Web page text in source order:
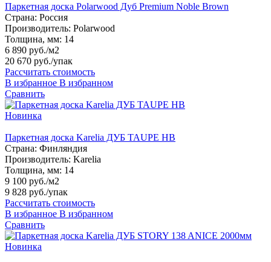
Паркетная доска Polarwood Дуб Premium Noble Brown
Страна: Россия
Производитель: Polarwood
Толщина, мм: 14
6 890 руб./м2
20 670 руб./упак
Рассчитать стоимость
В избранное В избранном
Сравнить
Новинка
Паркетная доска Karelia ДУБ TAUPE HB
Страна: Финляндия
Производитель: Karelia
Толщина, мм: 14
9 100 руб./м2
9 828 руб./упак
Рассчитать стоимость
В избранное В избранном
Сравнить
Новинка